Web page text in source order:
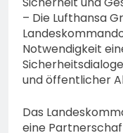
– Die Lufthansa
Notwendigkeit
und öffentlicher
Das
eine